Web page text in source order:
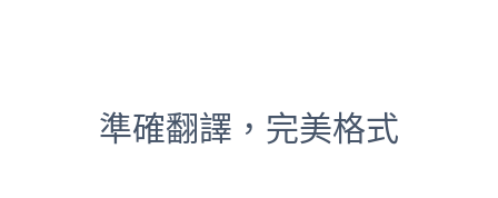
準確翻譯，完美格式